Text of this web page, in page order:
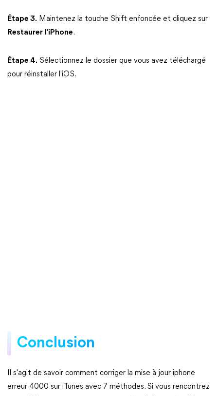
Étape 3. Maintenez la touche Shift enfoncée et cliquez sur
Restaurer l'iPhone.
Étape 4. Sélectionnez le dossier que vous avez téléchargé
pour réinstaller l'iOS.
Conclusion
Il s'agit de savoir comment corriger la mise à jour iphone
erreur 4000 sur iTunes avec 7 méthodes. Si vous rencontrez